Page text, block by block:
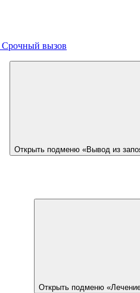
Срочный вызов
Открыть подменю «Вывод из
Открыть подменю